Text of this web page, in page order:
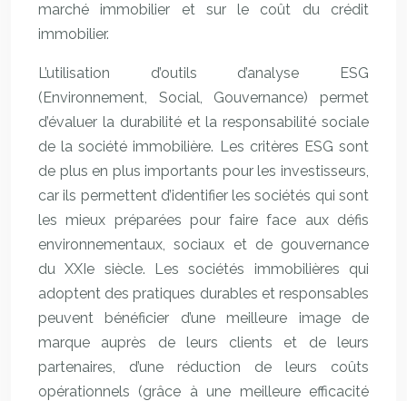
marché immobilier et sur le coût du crédit
immobilier.
L’utilisation d’outils d’analyse ESG
(Environnement, Social, Gouvernance) permet
d’évaluer la durabilité et la responsabilité sociale
de la société immobilière. Les critères ESG sont
de plus en plus importants pour les investisseurs,
car ils permettent d’identifier les sociétés qui sont
les mieux préparées pour faire face aux défis
environnementaux, sociaux et de gouvernance
du XXIe siècle. Les sociétés immobilières qui
adoptent des pratiques durables et responsables
peuvent bénéficier d’une meilleure image de
marque auprès de leurs clients et de leurs
partenaires, d’une réduction de leurs coûts
opérationnels (grâce à une meilleure efficacité